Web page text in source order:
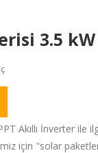
3.5
Akıllı İnverter ile
için "solar